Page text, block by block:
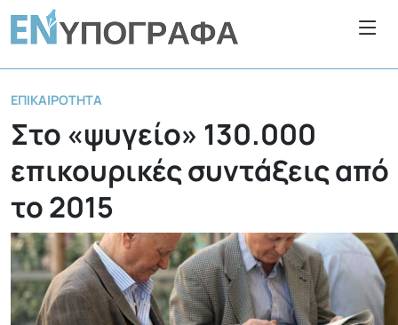
ΕΠΙΚΑΙΡΌΤΗΤΑ
Στο «ψυγείο» 130.000
επικουρικές συντάξεις από
το 2015